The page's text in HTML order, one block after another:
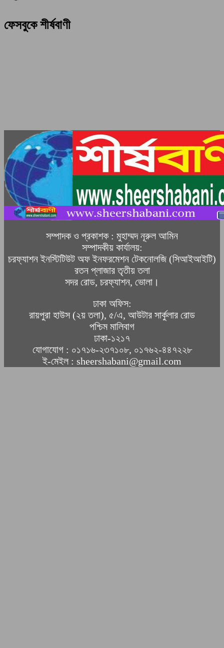
ফেসবুকে শীর্ষবাণী
সম্পাদক ও প্রকাশক : মুহাম্মদ নূরুল আমিন
সম্পাদকীয় কার্যালয়:
চরফ্যাশন ইনস্টিটিউট অফ ইনফরমেশন টেকনোলজি (সিআইআইটি)
রতন প্লাজার তৃতীয় তলা
সদর রোড, চরফ্যাশন, ভোলা।
ঢাকা অফিস:
রায়পুরা হাউস (২য় তলা), ৫/এ, আউটার সার্কুলার রোড
পশ্চিম মালিবাগ
ঢাকা-১২১৭
যোগাযোগ : ০১৭১৬-২৩৭১০৮, ০১৭৬২-৪৪৭২২৮
ই-মেইল : sheershabani@gmail.com